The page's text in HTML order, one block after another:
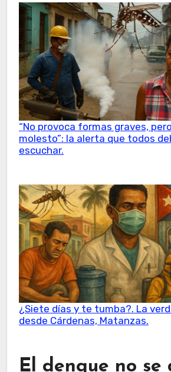
“No provoca formas graves,
molesto”: la alerta que todos
escuchar.
¿Siete días y te tumba?. La
desde Cárdenas, Matanzas.
El dengue no se